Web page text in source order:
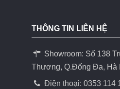
THÔNG TIN LIÊN HỆ
Showroom: Số 138
Thương, Q.Đống Đa, Hà
Điện thoại: 0353 114